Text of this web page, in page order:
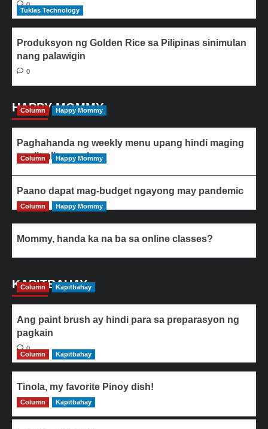
0
Tuklas Technology
Produksyon ng Golden Rice sa Pilipinas sinimulan
nang palawigin
0
HAPPY MOMMY
Column Happy Mommy
Paghahanda ng weekly menu upang hindi maging
paulit-ulit ang ulam
Column Happy Mommy
Paano dapat mag-budget ngayong may pandemic
Column Happy Mommy
Mommy, handa ka na ba sa online classes?
KAPITBAHAY
Column Kapitbahay
Ang paint brush ay hindi para sa preparasyon ng
pagkain
0
Column
Kapitbahay
Tinola, my favorite Pinoy dish!
0
Column Kapitbahay